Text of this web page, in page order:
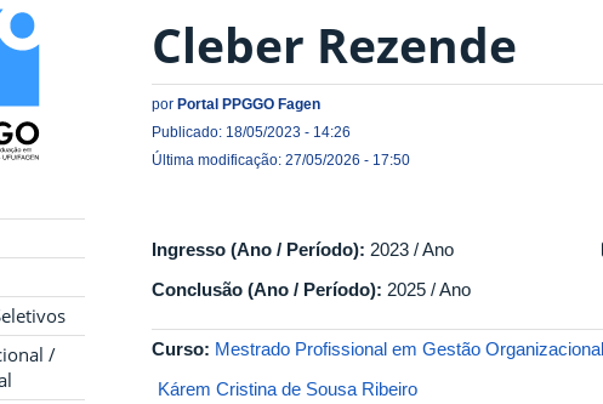
/
Cleber Rezende
por Portal PPGGO Fagen
Publicado: 18/05/2023 - 14:26
Última modificação: 27/05/2026 - 17:50
Ingresso (Ano / Período): 2023 / Ano
Conclusão (Ano / Período): 2025 / Ano
Curso: Mestrado Profissional em Gestão Organizacional
Kárem Cristina de Sousa Ribeiro